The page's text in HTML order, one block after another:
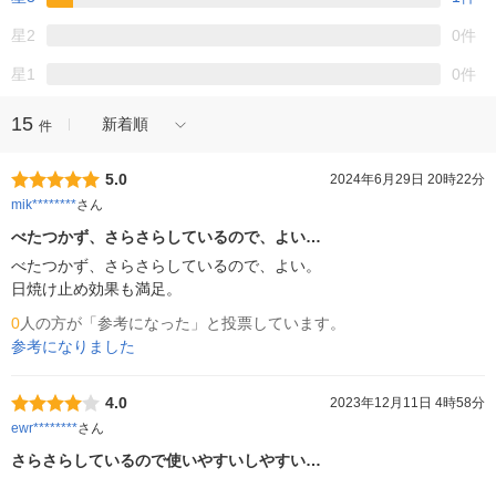
星2 0件
星1 0件
15 件 新着順
5.0
2024年6月29日 20時22分
mik********さん
べたつかず、さらさらしているので、よい…
べたつかず、さらさらしているので、よい。
日焼け止め効果も満足。
0人の方が「参考になった」と投票しています。
参考になりました
4.0
2023年12月11日 4時58分
ewr********さん
さらさらしているので使いやすいしやすい…